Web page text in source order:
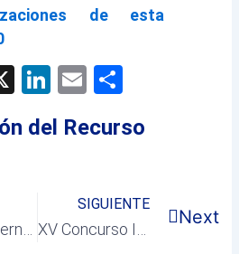
de esta
X LinkedIn
Email
del Recurso
25N Día Internacional de la Eliminación de la Violencia Contra la Mujer
SIGUIENTE
XV Concurso Infantil de Postales Navideñas: «Píntate la Navidad»
Next